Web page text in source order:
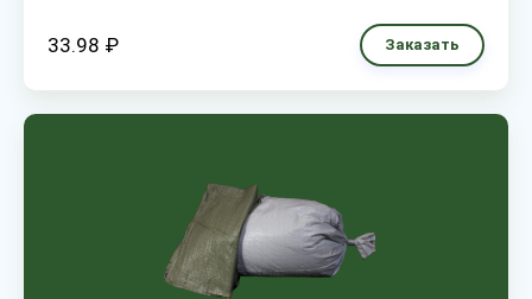
33.98 ₽ Заказать